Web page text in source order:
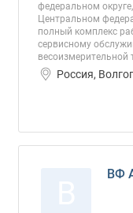
федеральном
Центральном
полный комплекс
сервисному
весоизмерительной
Россия,
ВФ